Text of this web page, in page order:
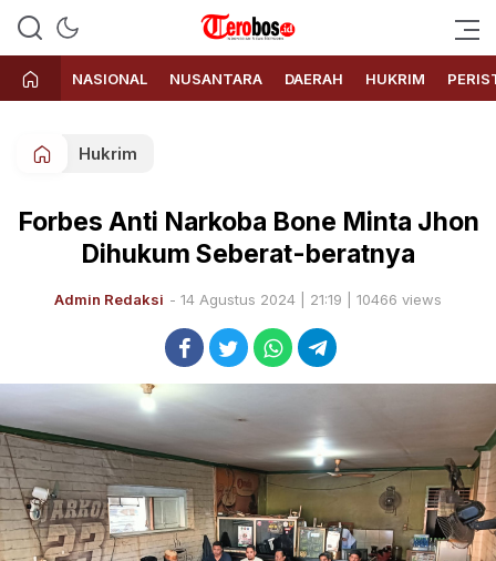
Terobos.id – Kabar terkini dari
Indonesia
Media siber yang menyajikan
berita terbaru dan kabar terkini
dari Indonesia untuk dunia
NASIONAL NUSANTARA DAERAH HUKRIM
Hukrim
Forbes Anti Narkoba Bone Minta Jhon
Dihukum Seberat-beratnya
Admin Redaksi - 14 Agustus 2024 | 21:19 | 10466 views